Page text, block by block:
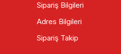
Sipariş Bilgileri
Adres Bilgileri
Sipariş Takip